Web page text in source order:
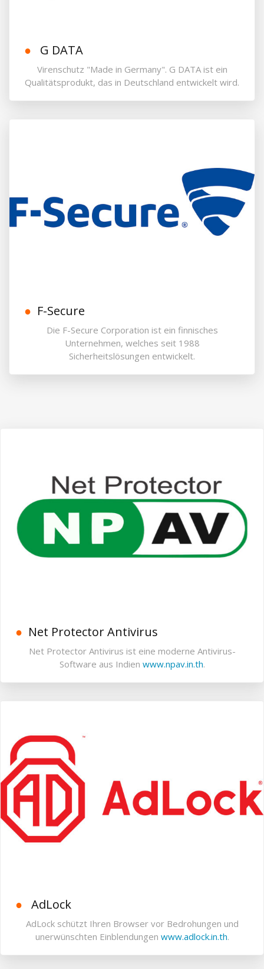
G DATA
Virenschutz "Made in Germany". G DATA ist ein
Qualitätsprodukt, das in Deutschland entwickelt wird.
F-Secure
Die F-Secure Corporation ist ein finnisches
Unternehmen, welches seit 1988
Sicherheitslösungen entwickelt.
Net Protector Antivirus
Net Protector Antivirus ist eine moderne Antivirus-
Software aus Indien www.npav.in.th.
AdLock
AdLock schützt Ihren Browser vor Bedrohungen und
unerwünschten Einblendungen www.adlock.in.th.